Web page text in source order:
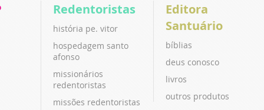
Redentoristas
história pe. vitor
hospedagem santo
afonso
missionários
redentoristas
missões redentoristas
Editora
Santuário
bíblias
deus conosco
livros
outros produtos